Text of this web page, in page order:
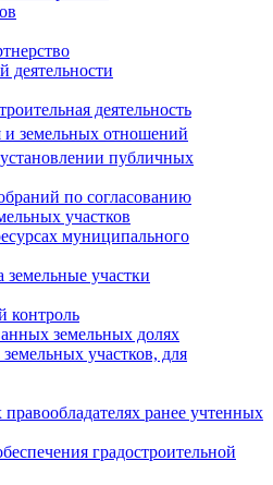
деятельности
деятельность
и земельных отношений
публичных
по согласованию
участков
муниципального
участки
контроль
земельных долях
участков, для
ранее учтенных
градостроительной